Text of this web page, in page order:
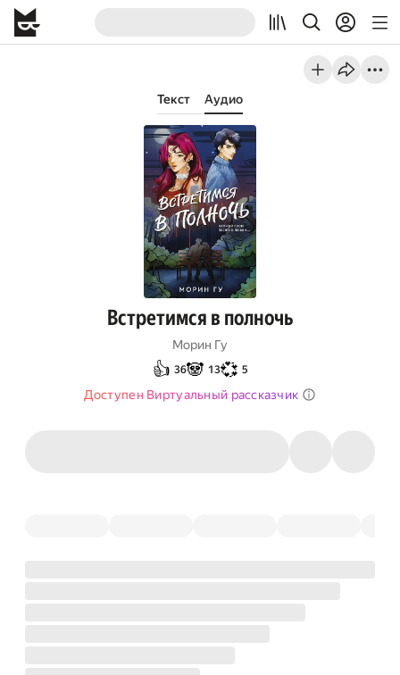
Текст Аудио
Встретимся в полночь
Морин Гу
👍 36🐼 13💞 5
Доступен Виртуальный рассказчик